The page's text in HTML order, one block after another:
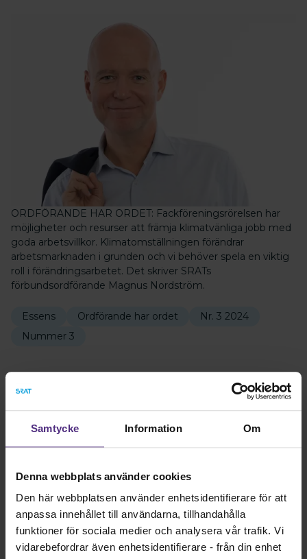
Samtycke Information Om
Denna webbplats använder cookies
Den här webbplatsen använder enhetsidentifierare för att
anpassa innehållet till användarna, tillhandahålla
funktioner för sociala medier och analysera vår trafik. Vi
vidarebefordrar även enhetsidentifierare - från din enhet
ORDFÖRANDE HAR ORDET: Fackföreningsrörelsen har
möjligheter och resurser att främja klimatvänliga jobb med
goda arbetsvillkor. Klimatomställningen förändrar
arbetsmarknaden i grunden och vi behöver spela en viktig
roll i förändringsarbetet. Det skriver SRATs
förbundsordförande Magnus Nordström.
Essens Ordförande har ordet
Nr. 3 2024
Nummer 3
Glöm inte din viktiga
Publicerad: 2024-07-16, 06:00